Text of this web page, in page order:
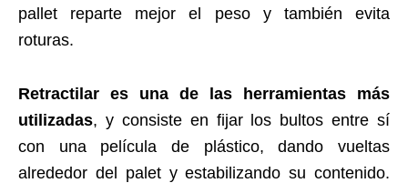
pallet reparte mejor el peso y también evita
roturas.
Retractilar es una de las herramientas más
utilizadas, y consiste en fijar los bultos entre sí
con una película de plástico, dando vueltas
alrededor del palet y estabilizando su contenido.